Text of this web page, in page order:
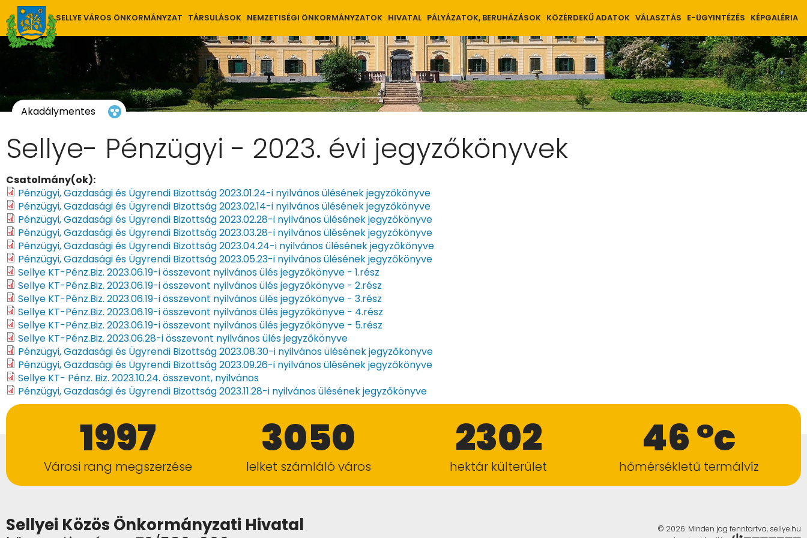
SELLYE VÁROS ÖNKORMÁNYZAT TÁRSULÁSOK NEMZETISÉGI ÖNKORMÁNYZATOK HIVATAL PÁLYÁZATOK, BERUHÁZÁSOK KÖZÉRDEKŰ ADATOK VÁLASZTÁS E-ÜGYINTÉZÉS KÉPGALÉRIA
Akadálymentes
Sellye- Pénzügyi - 2023. évi jegyzőkönyvek
Csatolmány(ok):
Pénzügyi, Gazdasági és Ügyrendi Bizottság 2023.01.24-i nyilvános ülésének jegyzőkönyve
Pénzügyi, Gazdasági és Ügyrendi Bizottság 2023.02.14-i nyilvános ülésének jegyzőkönyve
Pénzügyi, Gazdasági és Ügyrendi Bizottság 2023.02.28-i nyilvános ülésének jegyzőkönyve
Pénzügyi, Gazdasági és Ügyrendi Bizottság 2023.03.28-i nyilvános ülésének jegyzőkönyve
Pénzügyi, Gazdasági és Ügyrendi Bizottság 2023.04.24-i nyilvános ülésének jegyzőkönyve
Pénzügyi, Gazdasági és Ügyrendi Bizottság 2023.05.23-i nyilvános ülésének jegyzőkönyve
Sellye KT-Pénz.Biz. 2023.06.19-i összevont nyilvános ülés jegyzőkönyve - 1.rész
Sellye KT-Pénz.Biz. 2023.06.19-i összevont nyilvános ülés jegyzőkönyve - 2.rész
Sellye KT-Pénz.Biz. 2023.06.19-i összevont nyilvános ülés jegyzőkönyve - 3.rész
Sellye KT-Pénz.Biz. 2023.06.19-i összevont nyilvános ülés jegyzőkönyve - 4.rész
Sellye KT-Pénz.Biz. 2023.06.19-i összevont nyilvános ülés jegyzőkönyve - 5.rész
Sellye KT-Pénz.Biz. 2023.06.28-i összevont nyilvános ülés jegyzőkönyve
Pénzügyi, Gazdasági és Ügyrendi Bizottság 2023.08.30-i nyilvános ülésének jegyzőkönyve
Pénzügyi, Gazdasági és Ügyrendi Bizottság 2023.09.26-i nyilvános ülésének jegyzőkönyve
Sellye KT- Pénz. Biz. 2023.10.24. összevont, nyilvános
Pénzügyi, Gazdasági és Ügyrendi Bizottság 2023.11.28-i nyilvános ülésének jegyzőkönyve
1997
Városi rang megszerzése
3050
lelket számláló város
2302
hektár külterület
46 °c
hőmérsékletű termálvíz
Sellyei Közös Önkormányzati Hivatal
© 2026. Minden jog fenntartva, sellye.hu